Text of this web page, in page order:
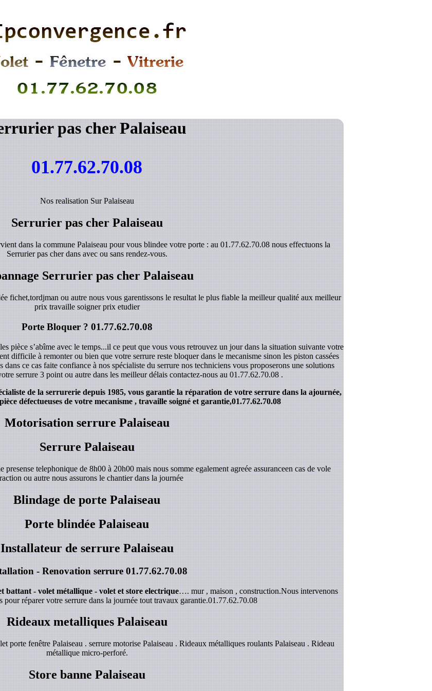
pas cher Palaiseau
01.77.62.70.08
Nos realisation Sur Palaiseau
Serrurier pas cher Palaiseau
dans la commune Palaiseau pour vous blindee votre porte : au 01.77.62.70.08 nous effectuons la
Serrurier pas cher dans avec ou sans rendez-vous.
Serrurier pas cher Palaiseau
fichet,tordjman ou autre nous vous garentissons le resultat le plus fiable la meilleur qualité aux meilleur
prix travaille soigner prix etudier
Porte Bloquer ?01.77.62.70.08
pièce s’abîme avec le temps...il ce peut que vous vous retrouvez un jour dans la situation suivante votre
difficile à remonter ou bien que votre serrure reste bloquer dans le mecanisme sinon les piston cassées
ce cas faite confiance à nos spécialiste du serrure nos techniciens vous proposerons une solutions
serrure 3 point ou autre dans les meilleur délais contactez-nous au01.77.62.70.08.
de la serrurerie depuis 1985, vous garantie la réparation de votre serrure dans la ajournée,
défectueuses de votre mecanisme , travaille soigné et garantie,01.77.62.70.08
Motorisation serrure Palaiseau
Serrure Palaiseau
telephonique de 8h00 à 20h00 mais nous somme egalement agreée assuranceen cas de vole
ou autre nous assurons le chantier dans la journée
Blindage de porte Palaiseau
Porte blindée Palaiseau
Installateur de serrure Palaiseau
- Renovation serrure01.77.62.70.08
- volet métallique - volet et store electrique…. mur , maison , construction.Nous intervenons
pour réparer votre serrure dans la journée tout travaux garantie.01.77.62.70.08
Rideaux metalliques Palaiseau
porte fenêtre Palaiseau . serrure motorise Palaiseau . Rideaux métalliques roulants Palaiseau . Rideau
métallique micro-perforé.
Store banne Palaiseau